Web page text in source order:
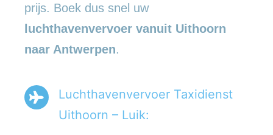
prijs. Boek dus snel uw
luchthavenvervoer vanuit Uithoorn
naar Antwerpen.
Luchthavenvervoer Taxidienst
Uithoorn – Luik: